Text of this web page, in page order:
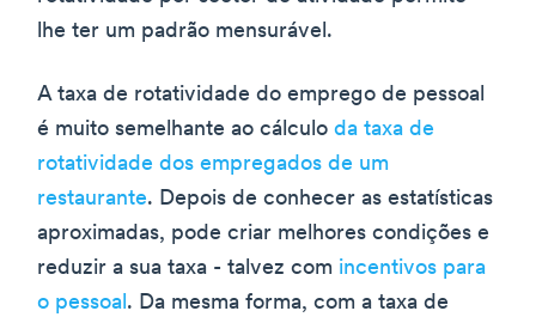
lhe ter um padrão mensurável.
A taxa de rotatividade do emprego de pessoal
é muito semelhante ao cálculo da taxa de
rotatividade dos empregados de um
restaurante. Depois de conhecer as estatísticas
aproximadas, pode criar melhores condições e
reduzir a sua taxa - talvez com incentivos para
o pessoal . Da mesma forma, com a taxa de